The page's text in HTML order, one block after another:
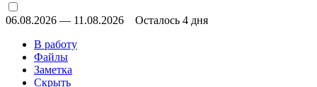
06.08.2026 — 11.08.2026
Осталось 4 дня
В работу
Файлы
Заметка
Скрыть